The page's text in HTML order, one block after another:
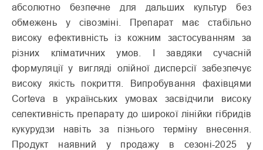
абсолютно безпечне для дальших культур без
обмежень у сівозміні. Препарат має стабільно
високу ефективність із кожним застосуванням за
різних кліматичних умов. І завдяки сучасній
формуляції у вигляді олійної дисперсії забезпечує
високу якість покриття. Випробування фахівцями
Corteva в українських умовах засвідчили високу
селективність препарату до широкої лінійки гібридів
кукурудзи навіть за пізнього терміну внесення.
Продукт наявний у продажу в сезоні-2025 у